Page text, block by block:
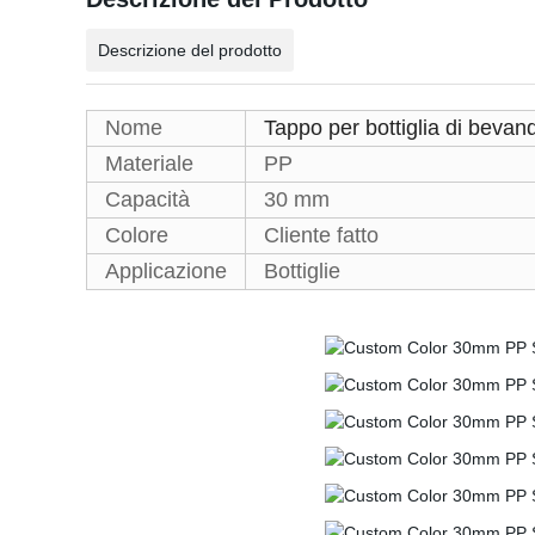
Descrizione del prodotto
Nome
Tappo per bottiglia di
Materiale
PP
Capacità
30 mm
Colore
Cliente fatto
Applicazione
Bottiglie